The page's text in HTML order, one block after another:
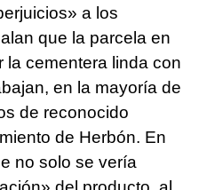
a los
que la parcela en
la cementera linda con
en la mayoría de
de reconocido
de Herbón. En
no solo se vería